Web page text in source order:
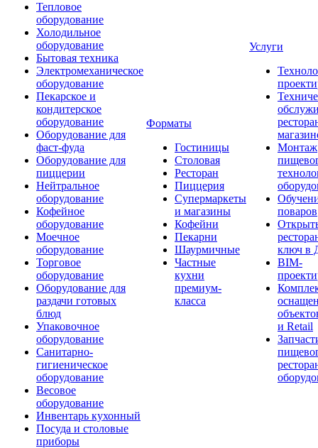
Тепловое
оборудование
Холодильное
оборудование
Бытовая техника
Электромеханическое
оборудование
Пекарское и
кондитерское
оборудование
Оборудование для
фаст-фуда
Оборудование для
пиццерии
Нейтральное
оборудование
Кофейное
оборудование
Моечное
оборудование
Торговое
оборудование
Оборудование для
раздачи готовых
блюд
Упаковочное
оборудование
Санитарно-
гигиеническое
оборудование
Весовое
оборудование
Инвентарь кухонный
Посуда и столовые
приборы
Форматы
Гостиницы
Столовая
Ресторан
Пиццерия
Супермаркеты
и магазины
Кофейни
Пекарни
Шаурмичные
Частные
кухни
премиум-
класса
Услуги
Монтаж
поваров
ключ в
BIM-
и Retail